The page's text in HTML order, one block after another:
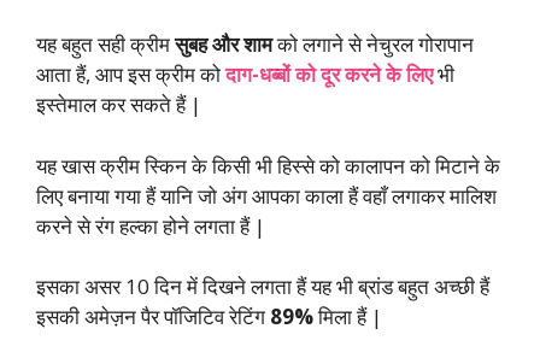
यह बहुत सही क्रीमसुबह और शामको लगाने से नेचुरल गोरापान
आता हैं, आप इस क्रीम कोदाग-धब्बों को दूर करने के लिएभी
इस्तेमाल कर सकते हैं |
यह खास क्रीम स्किन के किसी भी हिस्से को कालापन को मिटाने के
लिए बनाया गया हैं यानि जो अंग आपका काला हैं वहाँ लगाकर मालिश
करने से रंग हल्का होने लगता हैं |
इसका असर 10 दिन में दिखने लगता हैं यह भी ब्रांड बहुत अच्छी हैं
इसकी अमेज़न पैर पॉजिटिव रेटिंग 89%मिला हैं |